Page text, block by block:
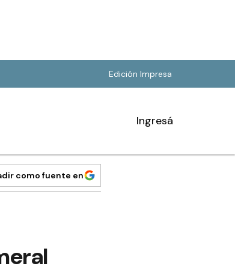
Edición Impresa
Ingresá
como fuente en